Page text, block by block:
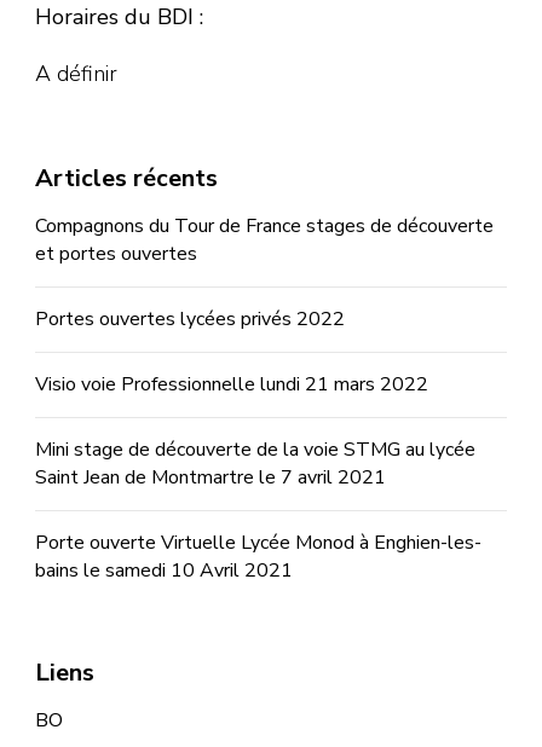
Horaires du BDI :
A définir
Articles récents
Compagnons du Tour de France stages de découverte
et portes ouvertes
Portes ouvertes lycées privés 2022
Visio voie Professionnelle lundi 21 mars 2022
Mini stage de découverte de la voie STMG au lycée
Saint Jean de Montmartre le 7 avril 2021
Porte ouverte Virtuelle Lycée Monod à Enghien-les-
bains le samedi 10 Avril 2021
Liens
BO